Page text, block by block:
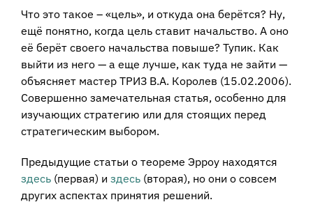
Что это такое – «цель», и откуда она берётся? Ну,
ещё понятно, когда цель ставит начальство. А оно
её берёт своего начальства повыше? Тупик. Как
выйти из него — а еще лучше, как туда не зайти —
объясняет мастер ТРИЗ В.А. Королев (15.02.2006).
Совершенно замечательная статья, особенно для
изучающих стратегию или для стоящих перед
стратегическим выбором.
Предыдущие статьи о теореме Эрроу находятся
здесь (первая) и здесь (вторая), но они о совсем
других аспектах принятия решений.